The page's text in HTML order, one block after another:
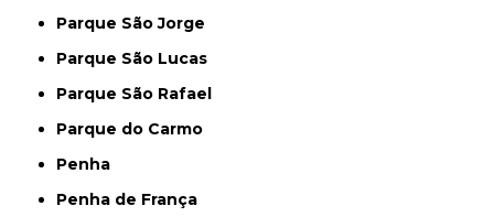
Parque São Jorge
Parque São Lucas
Parque São Rafael
Parque do Carmo
Penha
Penha de França